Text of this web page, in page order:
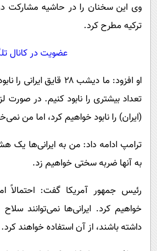
سیاست خارجی
وی این سخنان را در حاشیه مشارکت
ترکیه مطرح کرد.
عضویت در کانال
او افزود: ما دیشب ۲۸
تعداد بیشتری را نابود کنیم. در صورت
(ایران) را نابود خواهیم کرد، اما من
ترامپ ادامه داد: من به ایرانی‌ها
به آنها ضربه سختی خواهیم زد.
رئیس جمهور آمریکا گفت: احتمالاً
خواهیم کرد. ایرانی‌ها نمی‌توانند
داشته باشند، از آن استفاده خواهند کرد.